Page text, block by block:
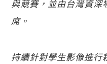
與競賽，並由台灣資深
席。
持續針對學生影像進行